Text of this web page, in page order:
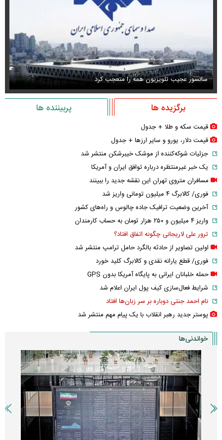
سانسور عجیب تلویزیون همه را متعجب کرد
برگزیده ها پربیننده ها
قیمت سکه و طلا + جدول
قیمت دلار، یورو و سایر ارز‌ها + جدول
جزئیات شوکه‌کننده از موشک خیبرشکن منتشر شد
یک خبر غیرمنتظره درباره توافق ایران و آمریکا
مسافران متروی تهران این نقشه جدید را ببینند
فوری/ کالابرگ ۴ میلیون تومانی واریز شد
آخرین وضعیت ترافیک جاده چالوس و راه‌های کشور
واریز ۴ میلیون و ۲۵۰ هزار تومان به حساب کارمندان
ترور علی لاریجانی چگونه اتفاق افتاد؟
اولین تصاویر از حادثه بالگرد حامل ترامپ منتشر شد
فوری/ قطع یارانه نقدی و کالابرگ کلید خورد
حمله خلبانان ایرانی به پایگاه آمریکا بدون GPS
شرایط فعال‌سازی کیف پول ایران اعلام شد
نام احمد جنتی دوباره بر سر زبان‌ها افتاد
پوستر جدید رهبر انقلاب با یک پیام مهم منتشر شد
خواندنی‌ها